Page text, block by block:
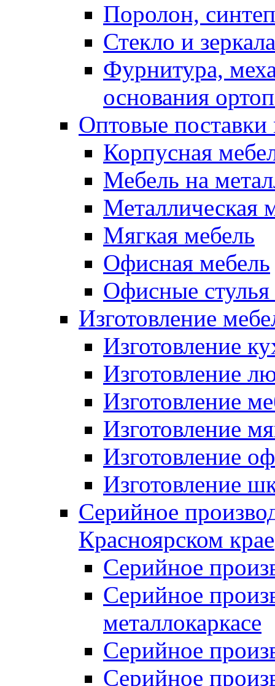
Поролон,
Стекло и зеркала
Фурнитура,
основания
Оптовые поставки
Корпусная
Мебель на
Металлическая
Мягкая мебель
Офисная мебель
Офисные стулья
Изготовление
Изготовление
Изготовление
Изготовление
Изготовление
Изготовление
Изготовление
Серийное
Красноярском крае
Серийное
Серийное
металлокаркасе
Серийное
Серийное